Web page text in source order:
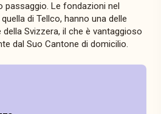
passaggio. Le fondazioni nel
di Tellco, hanno una delle
Svizzera, il che è vantaggioso
dal Suo Cantone di domicilio.